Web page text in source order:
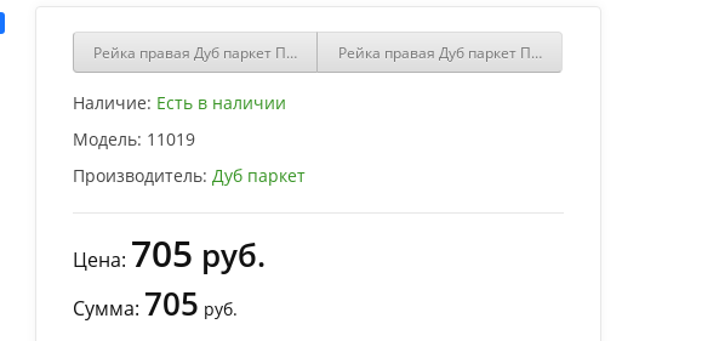
Рейка правая Дуб паркет ПНп-43 12х29 НФ ДубРейка правая Дуб паркет ПНп-38 12х29 Альпийский
Наличие: Есть в наличии
Модель: 11019
Производитель: Дуб паркет
Цена: 705 руб.
Сумма: 705 руб.